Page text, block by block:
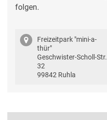
folgen.
Freizeitpark "mini-a-
thür"
Geschwister-Scholl-Str.
32
99842 Ruhla